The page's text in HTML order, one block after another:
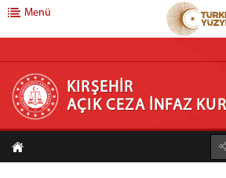
KIRŞEHİR AÇIK CEZA İNFAZ
ANASAYFA
HAKKIMIZDA
Menü
KIRŞEHİR
AÇIK CEZA İNFAZ